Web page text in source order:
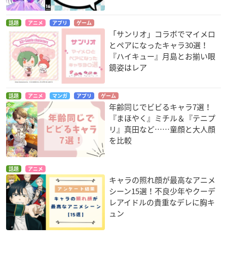
話題 アニメ アプリ ゲーム
「サンリオ」コラボでマイメロ
とペアになったキャラ30選！
『ハイキュー』月島とお揃い眼
鏡姿はレア
話題 アニメ マンガ アプリ ゲーム
年齢同じでビビるキャラ7選！
『まほやく』ミチル＆『テニプ
リ』真田など……童顔と大人顔
を比較
話題 アニメ
キャラの照れ顔が最高なアニメ
シーン15選！不良少年やクーデ
レアイドルの貴重なデレに胸キ
ュン